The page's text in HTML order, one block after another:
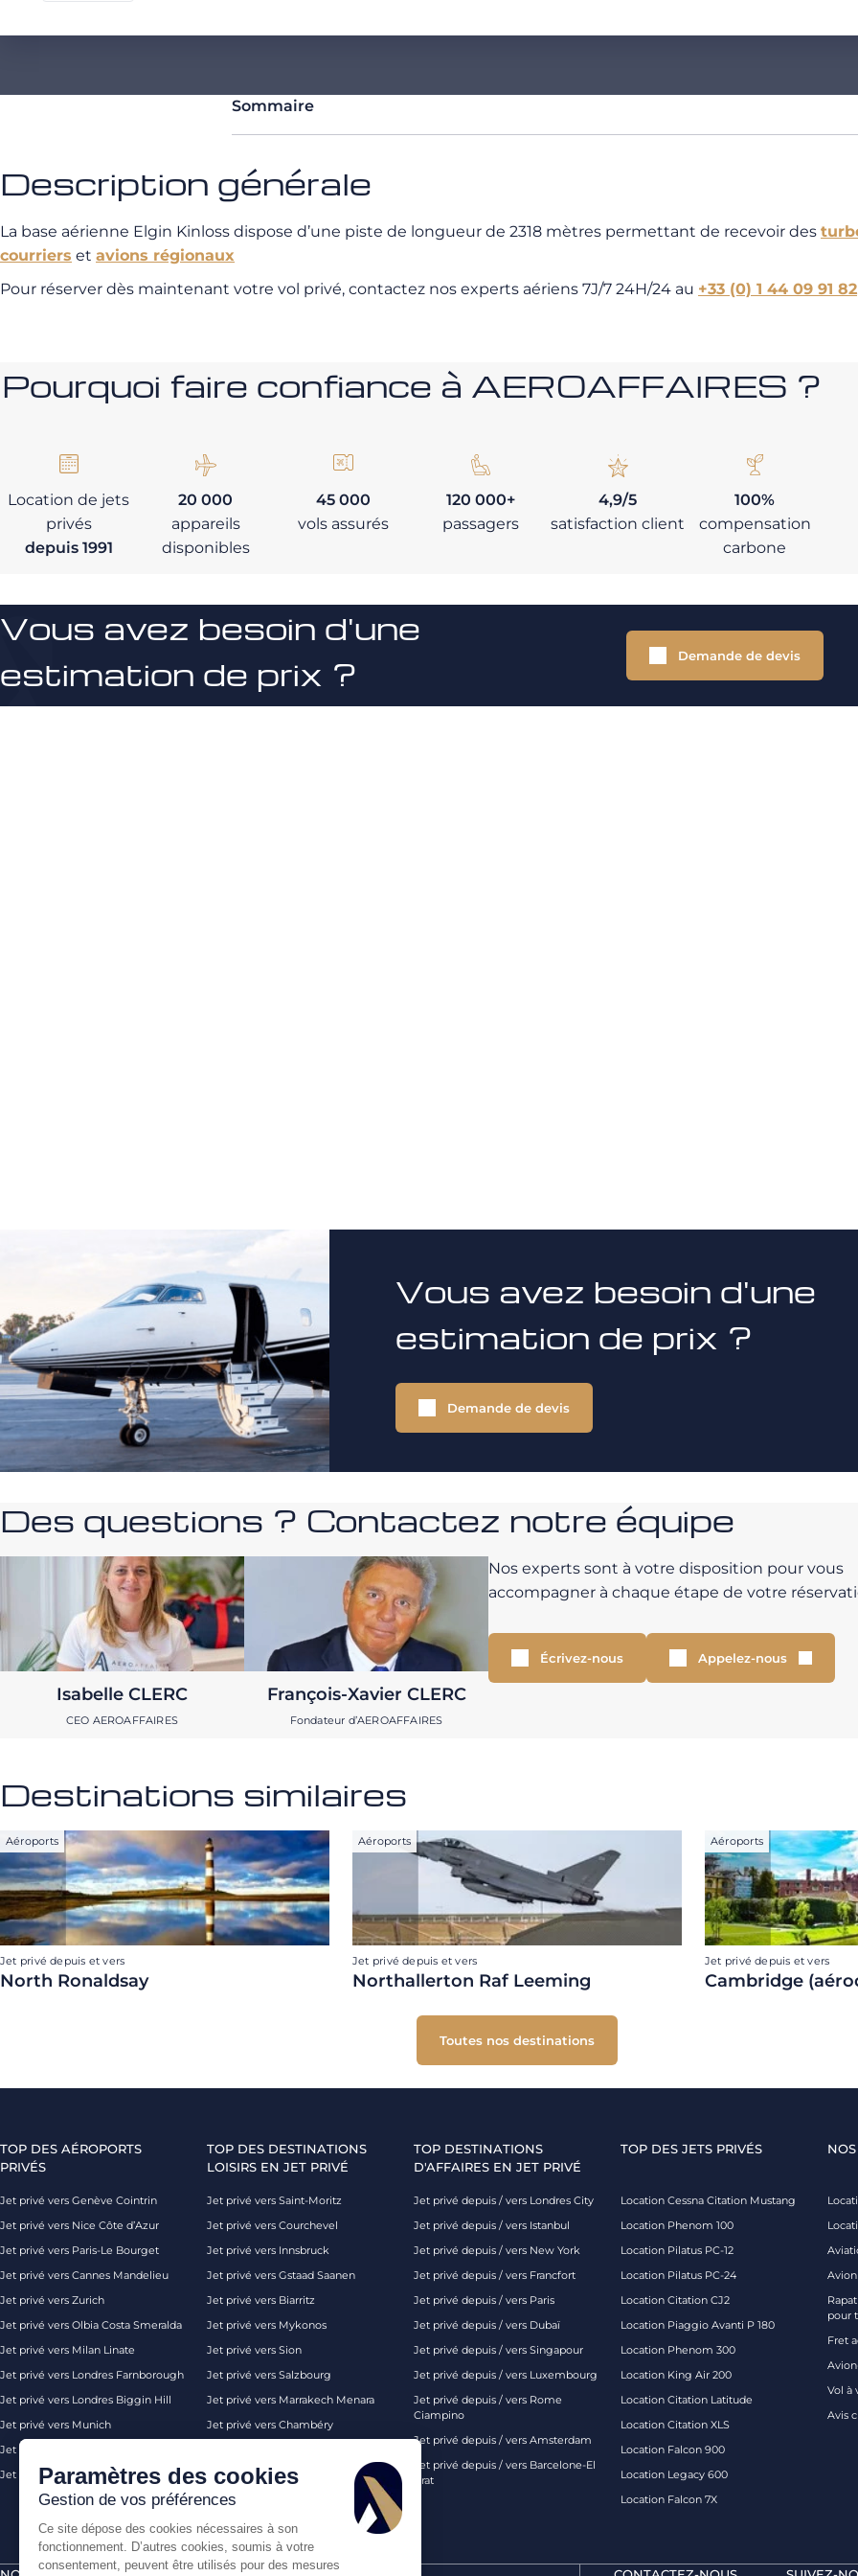
Sommaire
Description générale
La base aérienne Elgin Kinloss dispose d’une piste de longueur de 2318 mètres permettant de recevoir des
courriers et avions régionaux
Pour réserver dès maintenant votre vol privé, contactez nos experts aériens 7J/7 24H/24 au +33 (0) 1 44 09 91 82
Pourquoi faire confiance à AEROAFFAIRES ?
Location de jets
privés
depuis 1991
20 000
appareils
disponibles
45 000
vols assurés
120 000+
passagers
4,9/5
satisfaction client
100%
compensation
carbone
Vous avez besoin d'une
estimation de prix ?
Demande de devis
Vous avez besoin d'une
estimation de prix ?
Demande de devis
Des questions ? Contactez notre équipe
Isabelle CLERC
CEO AEROAFFAIRES
François-Xavier CLERC
Fondateur d’AEROAFFAIRES
Nos experts sont à votre disposition pour vous
accompagner à chaque étape de votre
Écrivez-nous Appelez-nous
Destinations similaires
Aéroports
Jet privé depuis et vers
North Ronaldsay
Aéroports
Jet privé depuis et vers
Northallerton Raf Leeming
Aéroports
Jet privé depuis et vers
Cambridge
Toutes nos destinations
TOP DES AÉROPORTS
PRIVÉS
Jet privé vers Genève Cointrin
Jet privé vers Nice Côte d’Azur
Jet privé vers Paris-Le Bourget
Jet privé vers Cannes Mandelieu
Jet privé vers Zurich
Jet privé vers Olbia Costa Smeralda
Jet privé vers Milan Linate
Jet privé vers Londres Farnborough
Jet privé vers Londres Biggin Hill
Jet privé vers Munich
Jet privé vers Monaco
Jet privé vers Palma de Majorque
TOP DES DESTINATIONS
LOISIRS EN JET PRIVÉ
Jet privé vers Saint-Moritz
Jet privé vers Courchevel
Jet privé vers Innsbruck
Jet privé vers Gstaad Saanen
Jet privé vers Biarritz
Jet privé vers Mykonos
Jet privé vers Sion
Jet privé vers Salzbourg
Jet privé vers Marrakech Menara
Jet privé vers Chambéry
Jet privé vers Londres
TOP DESTINATIONS
D'AFFAIRES EN JET PRIVÉ
Jet privé depuis / vers Londres City
Jet privé depuis / vers Istanbul
Jet privé depuis / vers New York
Jet privé depuis / vers Francfort
Jet privé depuis / vers Paris
Jet privé depuis / vers Dubaï
Jet privé depuis / vers Singapour
Jet privé depuis / vers Luxembourg
Jet privé depuis / vers Rome
Ciampino
Jet privé depuis / vers Amsterdam
Jet privé depuis / vers Barcelone-El
Prat
TOP DES JETS PRIVÉS
Location Cessna Citation Mustang
Location Phenom 100
Location Pilatus PC-12
Location Pilatus PC-24
Location Citation CJ2
Location Piaggio Avanti P 180
Location Phenom 300
Location King Air 200
Location Citation Latitude
Location Citation XLS
Location Falcon 900
Location Legacy 600
Location Falcon 7X
pour
Fret
Vol à
Avis
Paramètres des cookies
Gestion de vos préférences
Ce site dépose des cookies nécessaires à son
fonctionnement. D’autres cookies, soumis à votre
consentement, peuvent être utilisés pour des mesures